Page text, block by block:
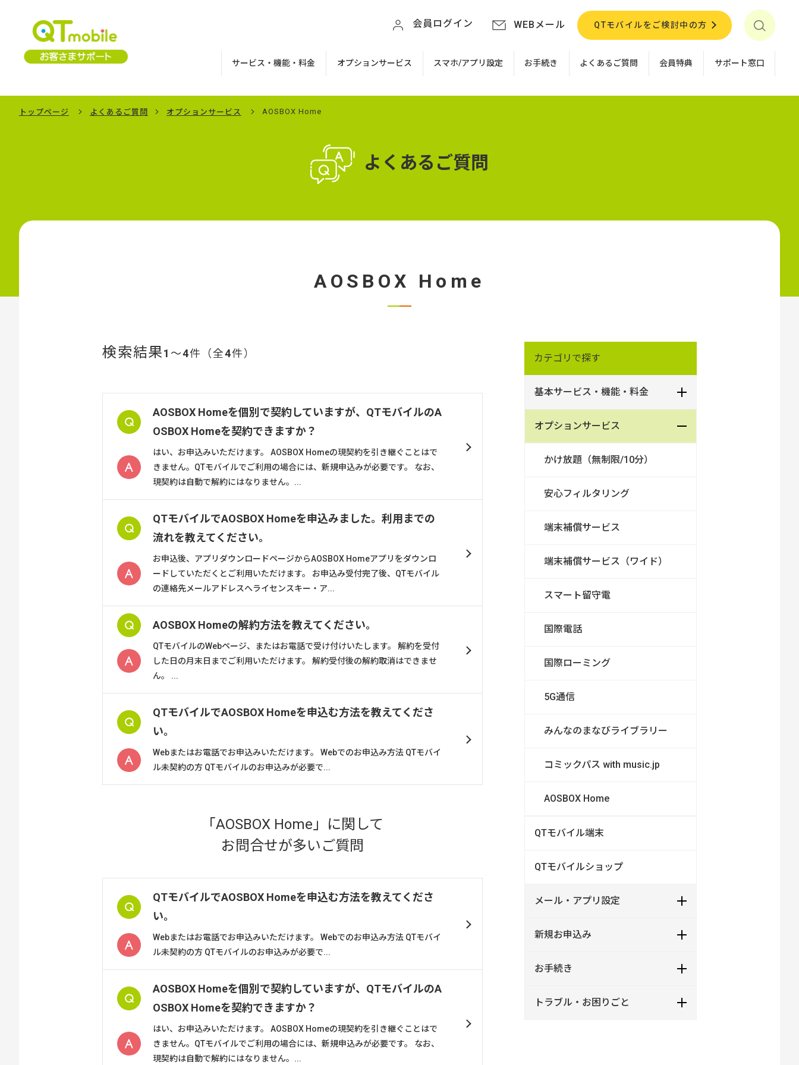
会員ログイン WEBメール QTモバイルをご検討中の方
サービス・機能・料金 オプションサービス スマホ/アプリ設定 お手続き よくあるご質問 会員特典 サポート窓口
トップページ よくあるご質問 オプションサービス AOSBOX Home
よくあるご質問
AOSBOX Home
検索結果1 ～4件（全4件）
AOSBOX Homeを個別で契約していますが、QTモバイルのA
OSBOX Homeを契約できますか？
はい、お申込みいただけます。 AOSBOX Homeの現契約を引き継ぐことはで
きません。QTモバイルでご利用の場合には、新規申込みが必要です。 なお、
現契約は自動で解約にはなりません。...
QTモバイルでAOSBOX Homeを申込みました。利用までの
流れを教えてください。
お申込後、アプリダウンロードページからAOSBOX Homeアプリをダウンロ
ードしていただくとご利用いただけます。 お申込み受付完了後、QTモバイル
の連絡先メールアドレスへライセンスキー・ア...
AOSBOX Homeの解約方法を教えてください。
QTモバイルのWebページ、またはお電話で受け付けいたします。 解約を受付
した日の月末日までご利用いただけます。 解約受付後の解約取消はできませ
ん。 ...
QTモバイルでAOSBOX Homeを申込む方法を教えてくださ
い。
Webまたはお電話でお申込みいただけます。 Webでのお申込み方法 QTモバイ
ル未契約の方 QTモバイルのお申込みが必要で...
「AOSBOX Home」
に関して
お問合せが多いご質問
QTモバイルでAOSBOX Homeを申込む方法を教えてくださ
い。
Webまたはお電話でお申込みいただけます。 Webでのお申込み方法 QTモバイ
ル未契約の方 QTモバイルのお申込みが必要で...
AOSBOX Homeを個別で契約していますが、QTモバイルのA
OSBOX Homeを契約できますか？
はい、お申込みいただけます。 AOSBOX Homeの現契約を引き継ぐことはで
きません。QTモバイルでご利用の場合には、新規申込みが必要です。 なお、
現契約は自動で解約にはなりません。...
カテゴリで探す
基本サービス・機能・料金
オプションサービス
かけ放題（無制限/10分）
安心フィルタリング
端末補償サービス
端末補償サービス（ワイド）
スマート留守電
国際電話
国際ローミング
5G通信
みんなのまなびライブラリー
コミックパス with music.jp
AOSBOX Home
QTモバイル端末
QTモバイルショップ
メール・アプリ設定
新規お申込み
お手続き
トラブル・お困りごと